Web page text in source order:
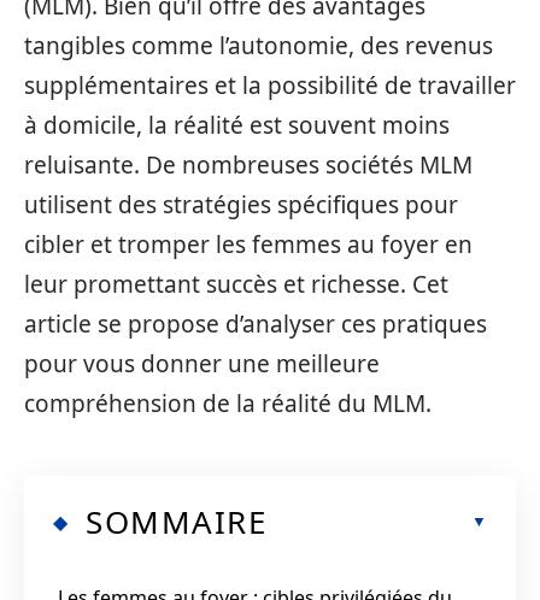
tangibles comme l’autonomie, des revenus
supplémentaires et la possibilité de travailler
à domicile, la réalité est souvent moins
reluisante. De nombreuses sociétés MLM
utilisent des stratégies spécifiques pour
cibler et tromper les femmes au foyer en
leur promettant succès et richesse. Cet
article se propose d’analyser ces pratiques
pour vous donner une meilleure
compréhension de la réalité du MLM.
SOMMAIRE